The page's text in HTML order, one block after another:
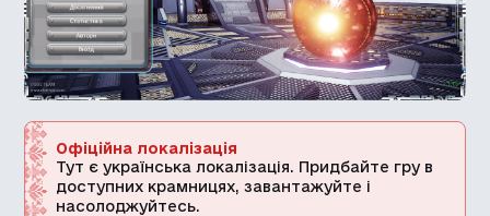
Офіційна локалізація
Тут є українська локалізація. Придбайте гру в
доступних крамницях, завантажуйте і
насолоджуйтесь.